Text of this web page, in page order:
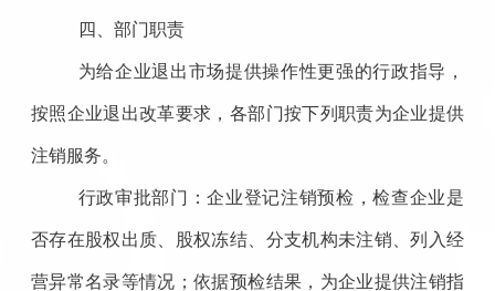
四、部门职责
为给企业退出市场提供操作性更强的行政指导，
按照企业退出改革要求，各部门按下列职责为企业提供
注销服务。
行政审批部门：企业登记注销预检，检查企业是
否存在股权出质、股权冻结、分支机构未注销、列入经
营异常名录等情况；依据预检结果，为企业提供注销指